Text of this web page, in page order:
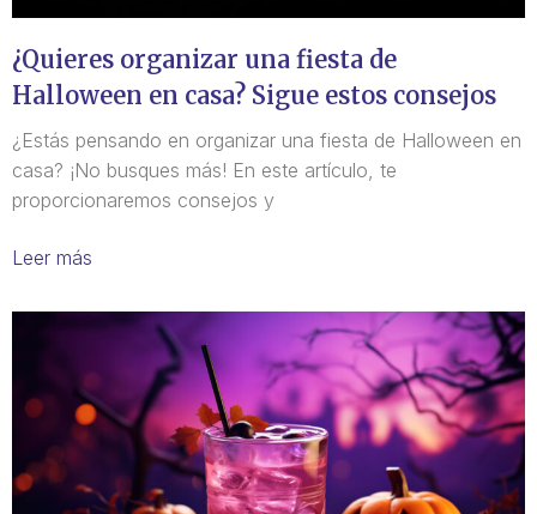
¿Quieres organizar una fiesta de
Halloween en casa? Sigue estos consejos
¿Estás pensando en organizar una fiesta de Halloween en
casa? ¡No busques más! En este artículo, te
proporcionaremos consejos y
Leer más